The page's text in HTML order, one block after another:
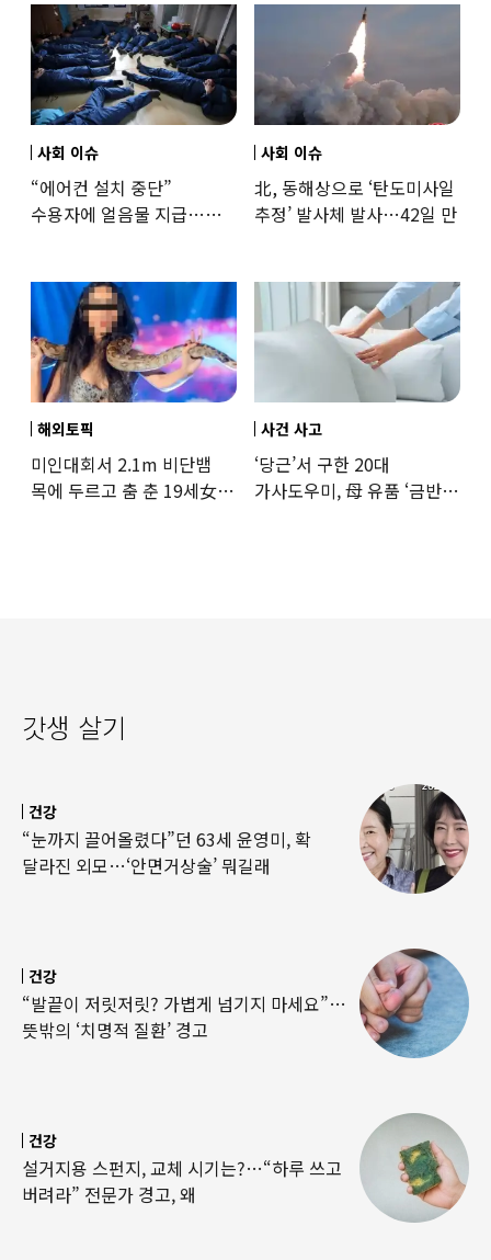
사회 이슈
“에어컨 설치 중단”
수용자에 얼음물 지급…
사회 이슈
北, 동해상으로 ‘탄도미사일
추정’ 발사체 발사…42일 만
해외토픽
미인대회서 2.1m 비단뱀
목에 두르고 춤 춘 19세女
사건 사고
‘당근’서 구한 20대
가사도우미, 母 유품 ‘금반지
갓생 살기
건강
“눈까지 끌어올렸다”던 63세 윤영미, 확
달라진 외모…‘안면거상술’ 뭐길래
건강
“발끝이 저릿저릿? 가볍게 넘기지 마세요”…
뜻밖의 ‘치명적 질환’ 경고
건강
설거지용 스펀지, 교체 시기는?…“하루 쓰고
버려라” 전문가 경고, 왜